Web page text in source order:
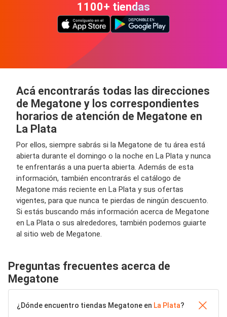
1100+ tiendas
Acá encontrarás todas las direcciones
de Megatone y los correspondientes
horarios de atención de Megatone en
La Plata
Por ellos, siempre sabrás si la Megatone de tu área está
abierta durante el domingo o la noche en La Plata y nunca
te enfrentarás a una puerta abierta. Además de esta
información, también encontrarás el catálogo de
Megatone más reciente en La Plata y sus ofertas
vigentes, para que nunca te pierdas de ningún descuento.
Si estás buscando más información acerca de Megatone
en La Plata o sus alrededores, también podemos guiarte
al sitio web de Megatone.
Preguntas frecuentes acerca de
Megatone
¿Dónde encuentro tiendas Megatone en La Plata?